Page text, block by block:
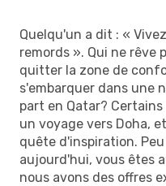
Quelqu'un a dit : «
remords ». Qui ne rêve
quitter la zone de
s'embarquer dans une
part en Qatar?
un voyage vers Doha,
quête d'inspiration.
aujourd'hui, vous êtes
nous avons des offres